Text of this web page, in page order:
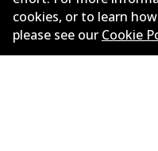
ข้อกำหนดและเงื่อนไข
cookies, or to learn
please see our Cookie